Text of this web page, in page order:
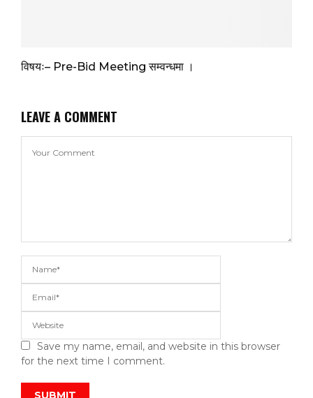
विषयः– Pre-Bid Meeting सम्वन्धमा ।
LEAVE A COMMENT
Save my name, email, and website in this browser
for the next time I comment.